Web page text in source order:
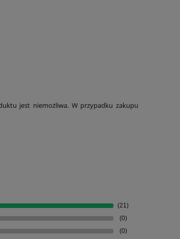
jest niemożliwa. W przypadku zakupu
(21)
(0)
(0)